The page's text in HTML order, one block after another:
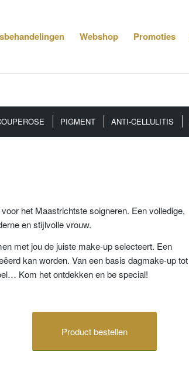
Webshop Promoties
PIGMENT ANTI-CELLULITIS
het Maastrichtste soigneren. Een volledige,
en stijlvolle vrouw.
met jou de juiste make-up selecteert. Een
kan worden. Van een basis dagmake-up tot
Kom het ontdekken en be special!
Product bestellen